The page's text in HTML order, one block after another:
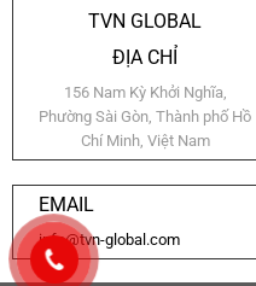
TVN GLOBAL
ĐỊA CHỈ
156 Nam Kỳ Khởi Nghĩa,
Phường Sài Gòn, Thành phố Hồ
Chí Minh, Việt Nam
EMAIL
info@tvn-global.com